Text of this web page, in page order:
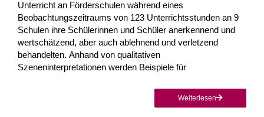
Unterricht an Förderschulen während eines
Beobachtungszeitraums von 123 Unterrichtsstunden an 9
Schulen ihre Schülerinnen und Schüler anerkennend und
wertschätzend, aber auch ablehnend und verletzend
behandelten. Anhand von qualitativen
Szeneninterpretationen werden Beispiele für
Weiterlesen